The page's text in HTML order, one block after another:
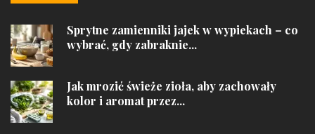
Sprytne zamienniki jajek w wypiekach – co
wybrać, gdy zabraknie...
Jak mrozić świeże zioła, aby zachowały
kolor i aromat przez...